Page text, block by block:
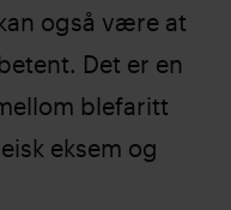
også være at
Det er en
blefaritt
eksem og